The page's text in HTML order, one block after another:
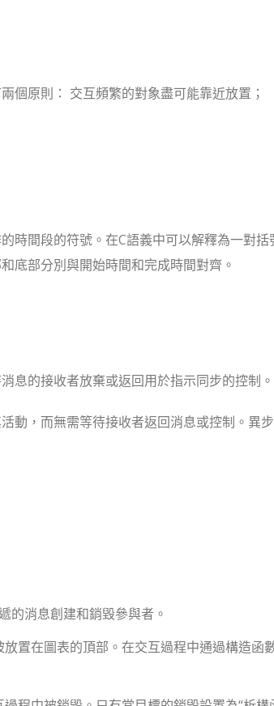
個原則： 交互頻繁的對象盡可能靠近放置；
時間段的符號。在C語義中可以解釋為一對
底部分別與開始時間和完成時間對齊。
息的接收者放棄或返回用於指示同步的控制。
動，而無需等待接收者返回消息或控制。異
的消息創建和銷毀參與者。
置在圖表的頂部。在交互過程中通過構造函